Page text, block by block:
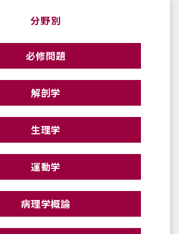
分野別
必修問題
解剖学
生理学
運動学
病理学概論